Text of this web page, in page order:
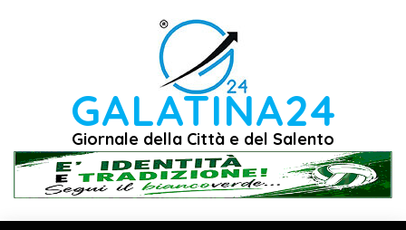
GALATINA24
Giornale della Città e del Salento